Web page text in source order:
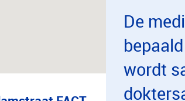
De
wordt